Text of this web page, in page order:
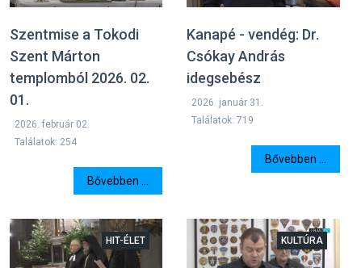
Szentmise a Tokodi
Szent Márton
templomból 2026. 02.
01.
2026. február 02.
Találatok: 254
Bővebben ...
Kanapé - vendég: Dr.
Csókay András
idegsebész
2026. január 31.
Találatok: 719
Bővebben ...
HIT-ÉLET KULTÚRA